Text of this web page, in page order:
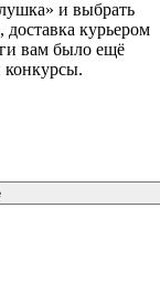
и выбрать
курьером
вам было ещё
конкурсы.